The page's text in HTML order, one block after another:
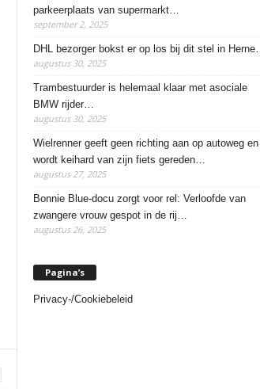
parkeerplaats van supermarkt…
september 2, 2025
DHL bezorger bokst er op los bij dit stel in Herne…
augustus 30, 2025
Trambestuurder is helemaal klaar met asociale
BMW rijder…
augustus 30, 2025
Wielrenner geeft geen richting aan op autoweg en
wordt keihard van zijn fiets gereden…
augustus 27, 2025
Bonnie Blue-docu zorgt voor rel: Verloofde van
zwangere vrouw gespot in de rij…
augustus 26, 2025
Pagina’s
Privacy-/Cookiebeleid